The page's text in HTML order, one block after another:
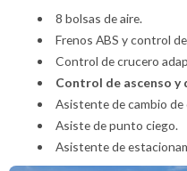
8 bolsas de aire.
Frenos ABS y control
Control de crucero
Control de ascenso y
Asistente de cambio de
Asiste de punto ciego.
Asistente de